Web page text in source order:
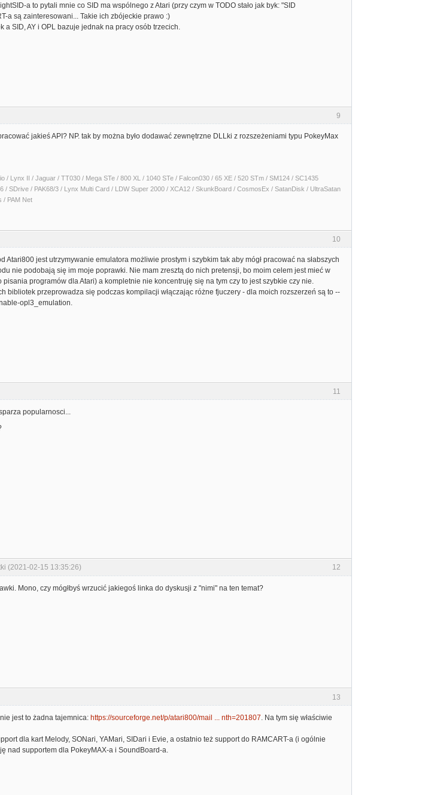
a to pytali mnie co SID ma wspólnego z Atari (przy czym w TODO stało jak byk: "SID
a są zainteresowani... Takie ich zbójeckie prawo :)
SID, AY i OPL bazuje jednak na pracy osób trzecich.
9
jakieś API? NP. tak by można było dodawać zewnętrzne DLLki z rozszeżeniami typu PokeyMax
/ Lynx II / Jaguar / TT030 / Mega STe / 800 XL / 1040 STe / Falcon030 / 65 XE / 520 STm / SM124 / SC1435
/ SDrive / PAK68/3 / Lynx Multi Card / LDW Super 2000 / XCA12 / SkunkBoard / CosmosEx / SatanDisk / UltraSatan
/ PAM Net
10
Atari800 jest utrzymywanie emulatora możliwie prostym i szybkim tak aby mógł pracować na słabszych
nie podobają się im moje poprawki. Nie mam zresztą do nich pretensji, bo moim celem jest mieć w
programów dla Atari) a kompletnie nie koncentruję się na tym czy to jest szybkie czy nie.
bibliotek przeprowadza się podczas kompilacji włączając różne fjuczery - dla moich rozszerzeń są to --
opl3_emulation.
11
popularnosci...
12
(2021-02-15 13:35:26)
Mono, czy mógłbyś wrzucić jakiegoś linka do dyskusji z "nimi" na ten temat?
13
jest to żadna tajemnica: https://sourceforge.net/p/atari800/mail ... nth=201807 . Na tym się właściwie
dla kart Melody, SONari, YAMari, SIDari i Evie, a ostatnio też support do RAMCART-a (i ogólnie
nad supportem dla PokeyMAX-a i SoundBoard-a.